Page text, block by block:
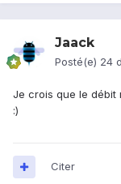
Jaack
Posté(e) 24
Je crois que le débit
:)
Citer